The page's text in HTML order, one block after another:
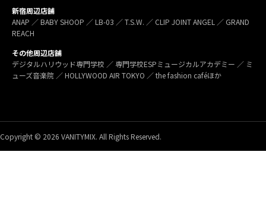
新宿周辺店舗
ANAP ／ BABY SHOOP ／ LB-03 ／ T.S.W. ／ CLIP JOINT ANGEL ／ GRAND
REACH
その他周辺店舗
デジタルハリウッド専門学校 ／ 専門学校ESPミュージカルアカデミー ／ ミ
ューズ音楽院 ／ HOLLYWOOD AIR TOKYO ／ the fashion caféほか
Copyright © 2026 VANITYMIX. All Rights Reserved.